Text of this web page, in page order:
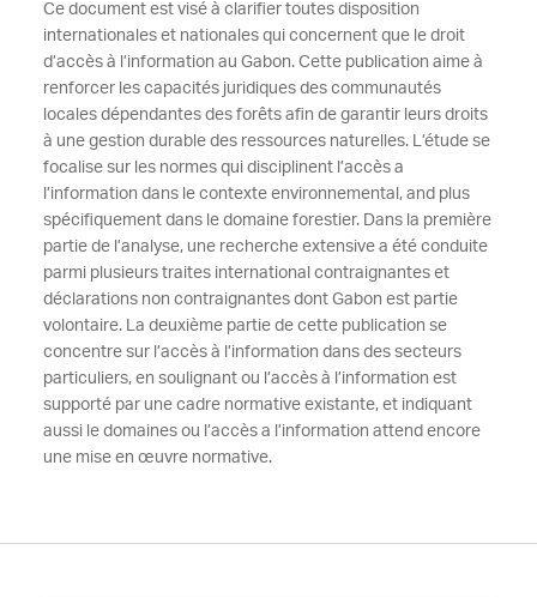
Ce document est visé à clarifier toutes disposition
internationales et nationales qui concernent que le droit
d’accès à l’information au Gabon. Cette publication aime à
renforcer les capacités juridiques des communautés
locales dépendantes des forêts afin de garantir leurs droits
à une gestion durable des ressources naturelles. L’étude se
focalise sur les normes qui disciplinent l’accès a
l’information dans le contexte environnemental, and plus
spécifiquement dans le domaine forestier. Dans la première
partie de l’analyse, une recherche extensive a été conduite
parmi plusieurs traites international contraignantes et
déclarations non contraignantes dont Gabon est partie
volontaire. La deuxième partie de cette publication se
concentre sur l’accès à l’information dans des secteurs
particuliers, en soulignant ou l’accès à l’information est
supporté par une cadre normative existante, et indiquant
aussi le domaines ou l’accès a l’information attend encore
une mise en œuvre normative.